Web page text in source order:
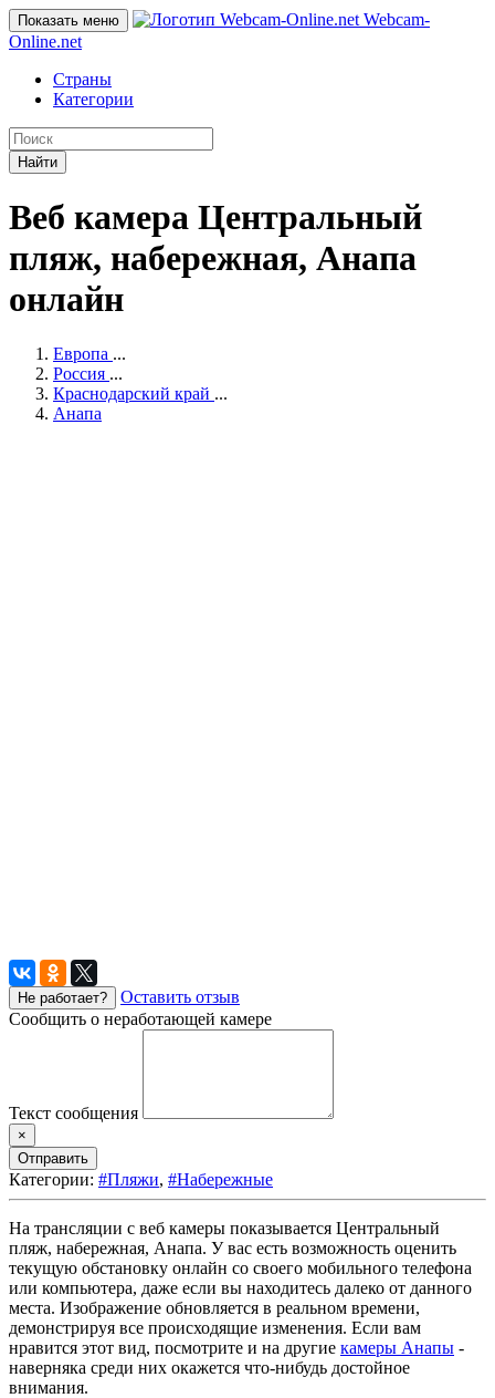
Показать меню
Webcam-
Online.net
Страны
Категории
Найти
Веб камера Центральный
пляж, набережная, Анапа
онлайн
Европа ...
Россия ...
Краснодарский край ...
Анапа
Не работает?
Оставить отзыв
Сообщить о неработающей камере
Текст сообщения
×
Отправить
Категории: #Пляжи, #Набережные
На трансляции с веб камеры показывается Центральный
пляж, набережная, Анапа. У вас есть возможность оценить
текущую обстановку онлайн со своего мобильного телефона
или компьютера, даже если вы находитесь далеко от данного
места. Изображение обновляется в реальном времени,
демонстрируя все происходящие изменения. Если вам
нравится этот вид, посмотрите и на другие камеры Анапы -
наверняка среди них окажется что-нибудь достойное
внимания.